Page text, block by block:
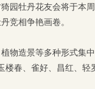
牡丹花友会将于本
竞相争艳画卷。
造景等多种形式集中
楼春、雀好、昌红、